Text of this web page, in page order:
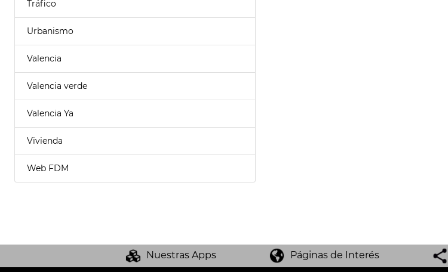
Tráfico
Urbanismo
Valencia
Valencia verde
Valencia Ya
Vivienda
Web FDM
Nuestras Apps Páginas de Interés